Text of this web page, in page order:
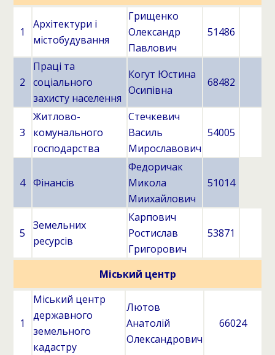
1
Архітектури і
містобудування
Грищенко
Олександр
Павлович
51486
2
Праці та
соціального
захисту населення
Когут Юстина
Осипівна
68482
3
Житлово-
комунального
господарства
Стечкевич
Василь
Мирославович
54005
4 Фінансів
Федоричак
Микола
Миихайлович
51014
5
Земельних
ресурсів
Карпович
Ростислав
Григорович
53871
Міський центр
1
Міський центр
державного
земельного
кадастру
Лютов
Анатолій
Олександрович
66024